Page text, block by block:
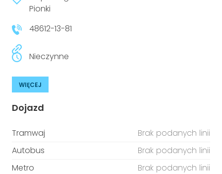
niepełnosprawnościami
Prawo
Prawa osób z niepełnosprawnościami
Aktualności
Urządzenia IoT
Pionki
48612-13-81
Nieczynne
WIĘCEJ
Dojazd
Tramwaj
Brak podanych linii
Autobus
Brak podanych linii
Metro
Brak podanych linii